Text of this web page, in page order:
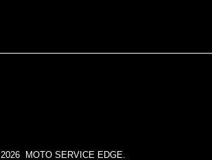
2026 MOTO SERVICE EDGE.